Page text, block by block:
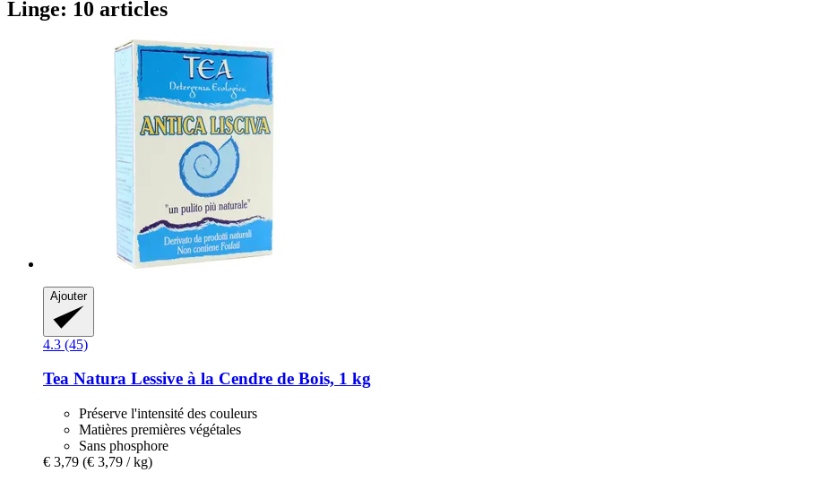
Linge: 10 articles
Ajouter
4.3 (45)
Tea Natura Lessive à la Cendre de Bois, 1 kg
Préserve l'intensité des couleurs
Matières premières végétales
Sans phosphore
€ 3,79 (€ 3,79 / kg)